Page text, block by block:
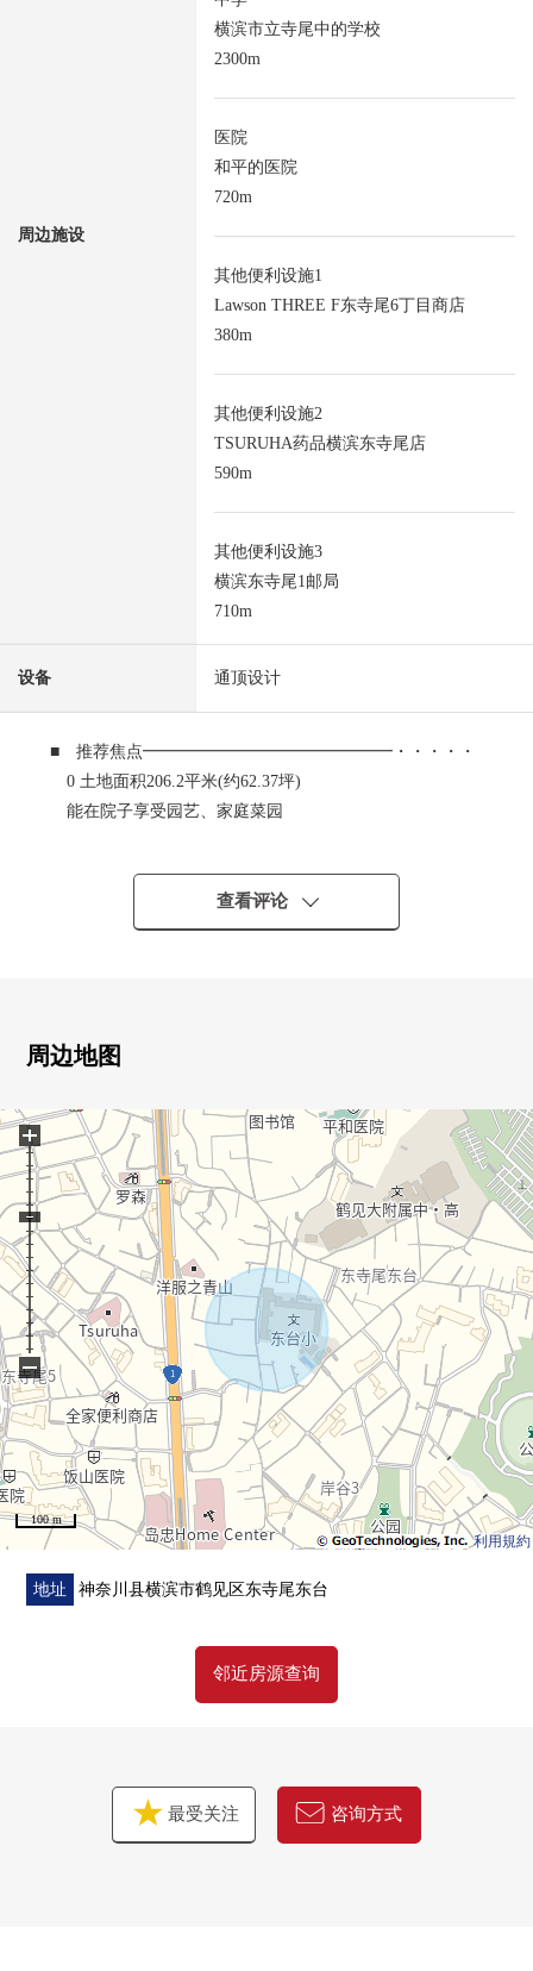
周边施设
横滨市立寺尾中的学校
2300m
医院
和平的医院
720m
其他便利设施1
Lawson THREE F东寺尾6丁目商店
380m
其他便利设施2
TSURUHA药品横滨东寺尾店
590m
其他便利设施3
横滨东寺尾1邮局
710m
设备 通顶设计
■ 推荐焦点━━━━━━━━━━━━━━━・・・・・
0 土地面积206.2平米(约62.37坪)
能在院子享受园艺、家庭菜园
0 建筑面积134.76平米(约40.76坪)
0 在各居室从属于存储空间
且，能介绍。
另外，买房时的各项费用，住宅贷款(月的偿还例)，
当因为也接受资金计划的需讨论所以有了兴趣的时候
请比"咨询"或者"预约参观"更询问。
因为也受理在电话的需讨论所以，
请到免费热线"0120-929-232"随便询问。
查看评论
周边地图
利用規約
100 m
+
−
地址 神奈川县横滨市鹤见区东寺尾东台
邻近房源查询
最受关注 咨询方式